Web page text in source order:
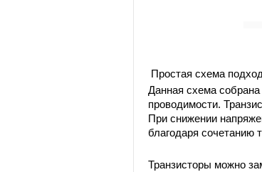
Простая схема
Данная схема собрана
проводимости.
При снижении
благодаря сочетанию
Транзисторы можно